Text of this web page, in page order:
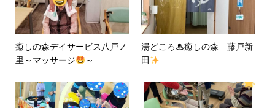
癒しの森デイサービス八戸ノ
里～マッサージ
～
湯どころ♨癒しの森 藤戸新
田